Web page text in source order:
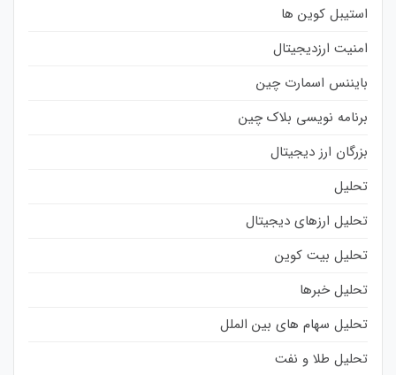
استیبل کوین ها
امنیت ارزدیجیتال
بایننس اسمارت چین
برنامه نویسی بلاک چین
بزرگان ارز دیجیتال
تحلیل
تحلیل ارزهای دیجیتال
تحلیل بیت کوین
تحلیل خبرها
تحلیل سهام های بین الملل
تحلیل طلا و نفت